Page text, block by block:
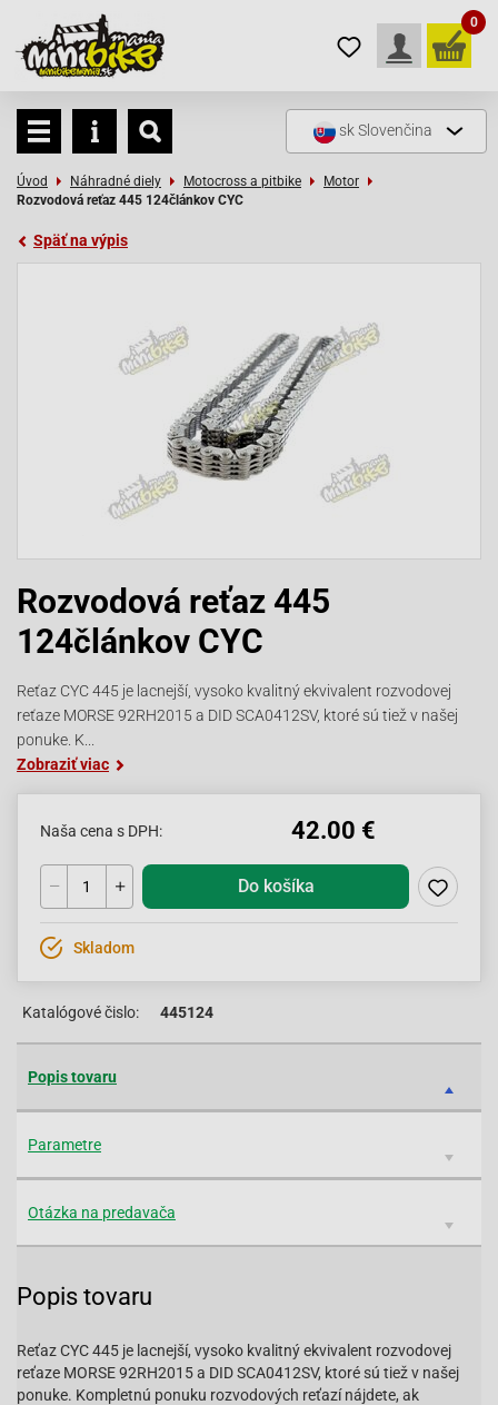
0
skSlovenčina
Úvod Náhradné diely Motocross a pitbike
Motor
Rozvodová reťaz 445 124článkov CYC
Späť na výpis
Rozvodová reťaz 445
124článkov CYC
Reťaz CYC 445 je lacnejší, vysoko kvalitný ekvivalent rozvodovej
reťaze MORSE 92RH2015 a DID SCA0412SV, ktoré sú tiež v našej
ponuke. K...
Zobraziť viac
Naša cena s DPH: 42.00 €
Do košíka
Skladom
Katalógové čislo: 445124
Popis tovaru
Parametre
Otázka na predavača
Popis tovaru
Reťaz CYC 445 je lacnejší, vysoko kvalitný ekvivalent rozvodovej
reťaze MORSE 92RH2015 a DID SCA0412SV, ktoré sú tiež v našej
ponuke. Kompletnú ponuku rozvodových reťazí nájdete, ak